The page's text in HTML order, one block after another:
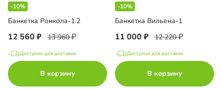
-10%
Банкетка Ронкола-1.2
12 560 13 960
Доступно для доставки
В корзину
-10%
Банкетка Вильена-1
11 000 12 220
Доступно для доставки
В корзину